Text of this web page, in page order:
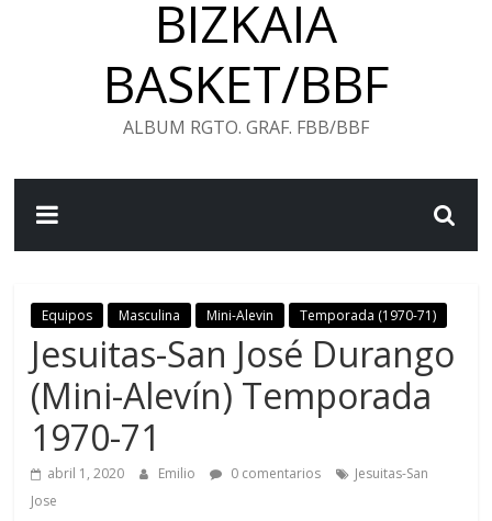
BIZKAIA
BASKET/BBF
ALBUM RGTO. GRAF. FBB/BBF
Equipos Masculina Mini-Alevin Temporada (1970-71)
Jesuitas-San José Durango
(Mini-Alevín) Temporada
1970-71
abril 1, 2020 Emilio 0 comentarios
Jesuitas-San
Jose